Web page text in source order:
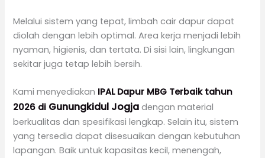
Melalui sistem yang tepat, limbah cair dapur dapat
diolah dengan lebih optimal. Area kerja menjadi lebih
nyaman, higienis, dan tertata. Di sisi lain, lingkungan
sekitar juga tetap lebih bersih.
Kami menyediakan IPAL Dapur MBG Terbaik tahun
2026 di Gunungkidul Jogja dengan material
berkualitas dan spesifikasi lengkap. Selain itu, sistem
yang tersedia dapat disesuaikan dengan kebutuhan
lapangan. Baik untuk kapasitas kecil, menengah,